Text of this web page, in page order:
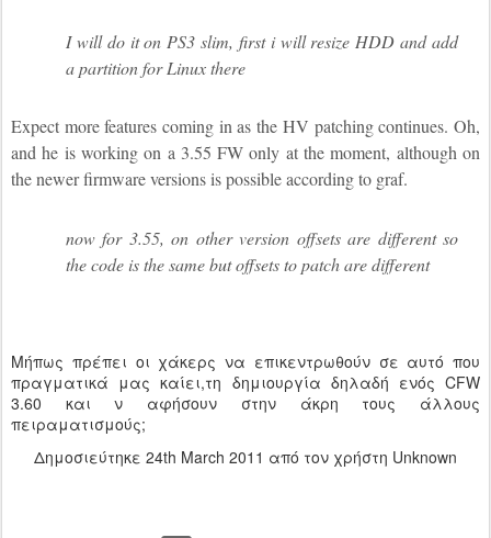
I will do it on PS3 slim, first i will resize HDD and add
a partition for Linux there
Expect more features coming in as the HV patching continues. Oh,
and he is working on a 3.55 FW only at the moment, although on
the newer firmware versions is possible according to graf.
now for 3.55, on other version offsets are different so
the code is the same but offsets to patch are different
Μήπως πρέπει οι χάκερς να επικεντρωθούν σε αυτό που
πραγματικά μας καίει,τη δημιουργία δηλαδή ενός CFW
3.60 και ν αφήσουν στην άκρη τους άλλους
πειραματισμούς;
Δημοσιεύτηκε 24th March 2011 από τον χρήστη Unknown